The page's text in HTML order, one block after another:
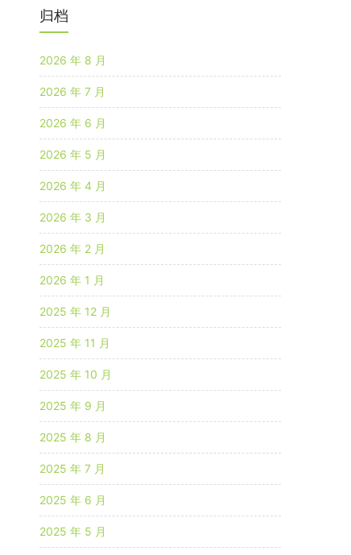
归档
2026 年 8 月
2026 年 7 月
2026 年 6 月
2026 年 5 月
2026 年 4 月
2026 年 3 月
2026 年 2 月
2026 年 1 月
2025 年 12 月
2025 年 11 月
2025 年 10 月
2025 年 9 月
2025 年 8 月
2025 年 7 月
2025 年 6 月
2025 年 5 月